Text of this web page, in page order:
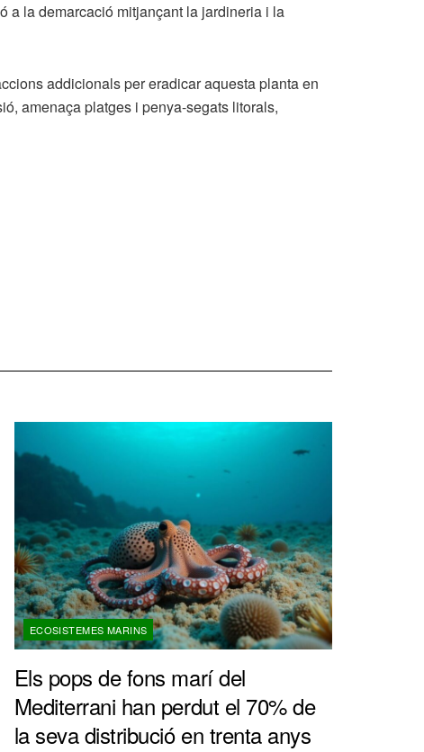
a la demarcació mitjançant la jardineria i la
addicionals per eradicar aquesta planta en
amenaça platges i penya-segats litorals,
ECOSISTEMES MARINS
Els pops de fons marí del
Mediterrani han perdut el 70% de
la seva distribució en trenta anys